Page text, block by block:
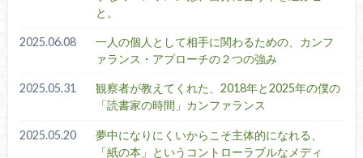
と。
2025.06.08
一人の個人として相手に関わるための、カンフ
ァランス・アプローチの２つの強み
2025.05.31
観察者が教えてくれた、2018年と2025年の僕の
「読書家の時間」カンファランス
2025.05.20
夢中になりにくいからこそ主体的になれる、
「紙の本」というコントローラブルなメディ